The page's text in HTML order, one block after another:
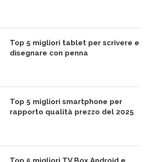
Top 5 migliori tablet per scrivere e
disegnare con penna
Top 5 migliori smartphone per
rapporto qualità prezzo del 2025